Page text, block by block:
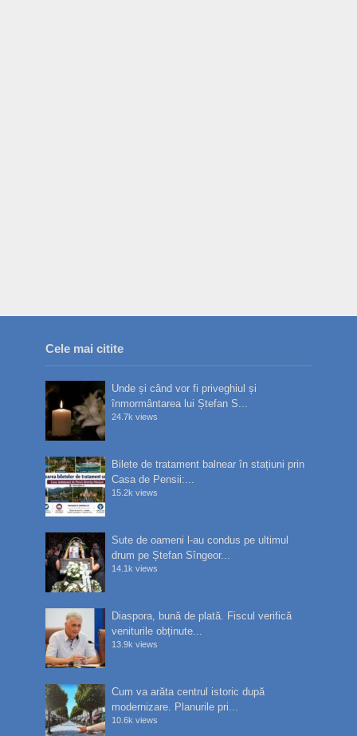
Cele mai citite
Unde și când vor fi priveghiul și
înmormântarea lui Ștefan S...
24.7k views
Bilete de tratament balnear în stațiuni prin
Casa de Pensii:...
15.2k views
Sute de oameni l-au condus pe ultimul
drum pe Ștefan Sîngeor...
14.1k views
Diaspora, bună de plată. Fiscul verifică
veniturile obținute...
13.9k views
Cum va arăta centrul istoric după
modernizare. Planurile pri...
10.6k views